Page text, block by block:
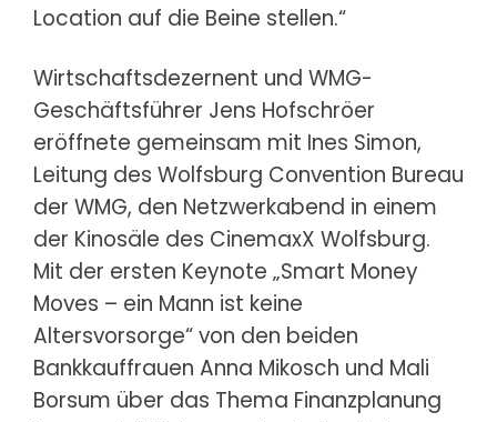
Location auf die Beine stellen.“
Wirtschaftsdezernent und WMG-
Geschäftsführer Jens Hofschröer
eröffnete gemeinsam mit Ines Simon,
Leitung des Wolfsburg Convention Bureau
der WMG, den Netzwerkabend in einem
der Kinosäle des CinemaxX Wolfsburg.
Mit der ersten Keynote „Smart Money
Moves – ein Mann ist keine
Altersvorsorge“ von den beiden
Bankkauffrauen Anna Mikosch und Mali
Borsum über das Thema Finanzplanung